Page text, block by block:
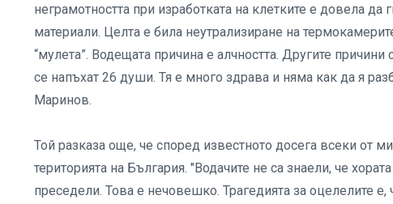
неграмотността при изработката на клетките е довела да
материали. Целта е била неутрализиране на
“мулета”. Водещата причина е алчността. Другите
се напъхат 26 души. Тя е много здрава и няма как да я
Маринов.
Той разказа още, че според известното досега всеки от
територията на България. "Водачите не са знаели, че
преседели. Това е нечовешко. Трагедията за оцелелите